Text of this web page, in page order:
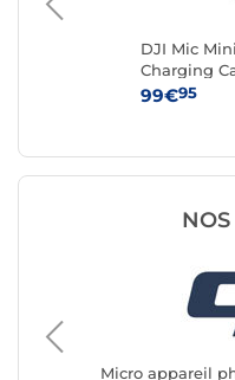
DJI Mic Mini
Charging
99€95
Micro appareil